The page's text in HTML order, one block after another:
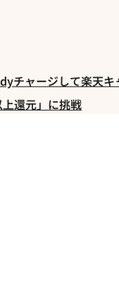
チャージして楽天キ
還元」に挑戦